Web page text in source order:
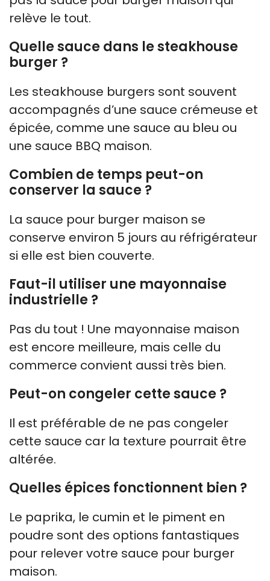
relève le tout.
Quelle sauce dans le steakhouse
burger ?
Les steakhouse burgers sont souvent
accompagnés d’une sauce crémeuse et
épicée, comme une sauce au bleu ou
une sauce BBQ maison.
Combien de temps peut-on
conserver la sauce ?
La sauce pour burger maison se
conserve environ 5 jours au réfrigérateur
si elle est bien couverte.
Faut-il utiliser une mayonnaise
industrielle ?
Pas du tout ! Une mayonnaise maison
est encore meilleure, mais celle du
commerce convient aussi très bien.
Peut-on congeler cette sauce ?
Il est préférable de ne pas congeler
cette sauce car la texture pourrait être
altérée.
Quelles épices fonctionnent bien ?
Le paprika, le cumin et le piment en
poudre sont des options fantastiques
pour relever votre sauce pour burger
maison.